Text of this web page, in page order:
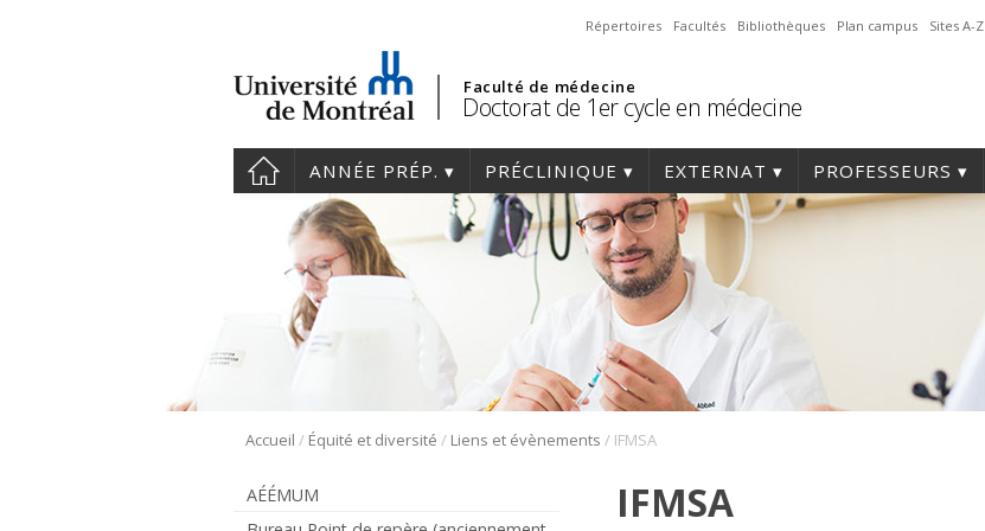
Répertoires Facultés Bibliothèques Plan campus Sites A-Z
Faculté de médecine
Doctorat de 1er cycle en médecine
ANNÉE PRÉP. PRÉCLINIQUE EXTERNAT PROFESSEURS
Accueil / Équité et diversité / Liens et évènements / IFMSA
AÉÉMUM
IFMSA